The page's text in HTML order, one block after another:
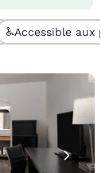
Accessible aux